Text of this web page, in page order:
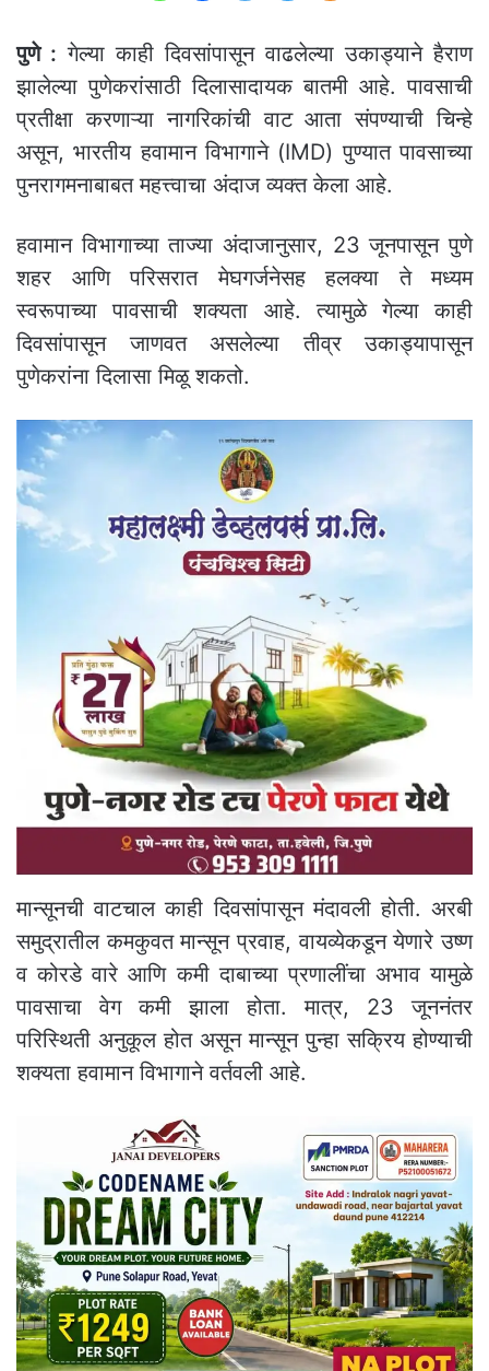
पुणे : गेल्या काही दिवसांपासून वाढलेल्या उकाड्याने हैराण
झालेल्या पुणेकरांसाठी दिलासादायक बातमी आहे. पावसाची
प्रतीक्षा करणाऱ्या नागरिकांची वाट आता संपण्याची चिन्हे
असून, भारतीय हवामान विभागाने (IMD) पुण्यात पावसाच्या
पुनरागमनाबाबत महत्त्वाचा अंदाज व्यक्त केला आहे.
हवामान विभागाच्या ताज्या अंदाजानुसार, 23 जूनपासून पुणे
शहर आणि परिसरात मेघगर्जनेसह हलक्या ते मध्यम
स्वरूपाच्या पावसाची शक्यता आहे. त्यामुळे गेल्या काही
दिवसांपासून जाणवत असलेल्या तीव्र उकाड्यापासून
पुणेकरांना दिलासा मिळू शकतो.
मान्सूनची वाटचाल काही दिवसांपासून मंदावली होती. अरबी
समुद्रातील कमकुवत मान्सून प्रवाह, वायव्येकडून येणारे उष्ण
व कोरडे वारे आणि कमी दाबाच्या प्रणालींचा अभाव यामुळे
पावसाचा वेग कमी झाला होता. मात्र, 23 जूननंतर
परिस्थिती अनुकूल होत असून मान्सून पुन्हा सक्रिय होण्याची
शक्यता हवामान विभागाने वर्तवली आहे.